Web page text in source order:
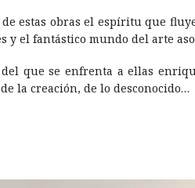
estas obras el espíritu que
y el fantástico mundo del arte
que se enfrenta a ellas
la creación, de lo desconocido…